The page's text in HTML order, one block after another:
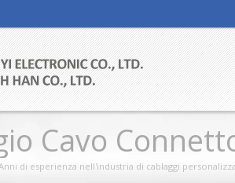
Cavo
di esperienza nell'industria di cablaggi